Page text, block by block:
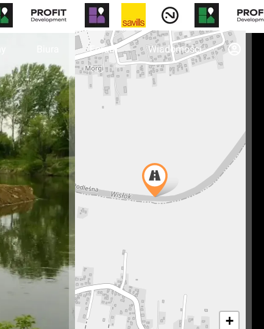
Forum Wiadomości
+